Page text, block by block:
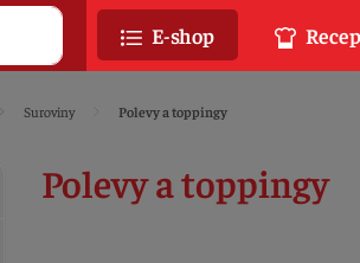
Suroviny Polevy a toppingy
Polevy a toppingy
E-shop